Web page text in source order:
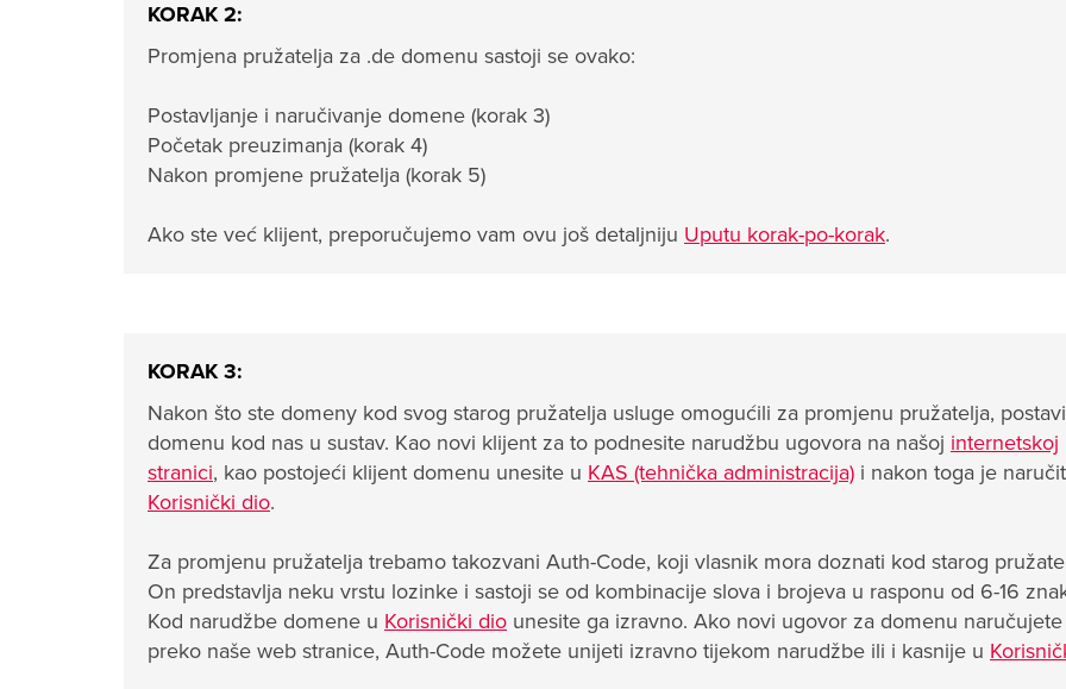
KORAK 2:
Promjena pružatelja za .de domenu sastoji se ovako:
Postavljanje i naručivanje domene (korak 3)
Početak preuzimanja (korak 4)
Nakon promjene pružatelja (korak 5)
Ako ste već klijent, preporučujemo vam ovu još detaljniju Uputu korak-po-korak.
KORAK 3:
Nakon što ste domenу kod svog starog pružatelja usluge omogućili za promjenu pružatelja,
domenu kod nas u sustav. Kao novi klijent za to podnesite narudžbu ugovora na našoj internetskoj
stranici, kao postojeći klijent domenu unesite u KAS (tehnička administracija) i nakon toga je
Korisnički dio.
Za promjenu pružatelja trebamo takozvani Auth-Code, koji vlasnik mora doznati kod starog
On predstavlja neku vrstu lozinke i sastoji se od kombinacije slova i brojeva u rasponu od 6-16
Kod narudžbe domene u Korisnički dio unesite ga izravno. Ako novi ugovor za domenu naručujete
preko naše web stranice, Auth-Code možete unijeti izravno tijekom narudžbe ili i kasnije u